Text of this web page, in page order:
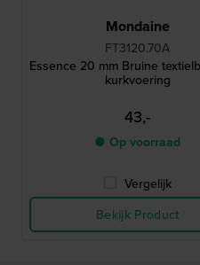
Mondaine
FT3120.70A
Essence 20 mm Bruine
kurkvoering
43,-
● Op voorraad
Vergelijk
Bekijk Product